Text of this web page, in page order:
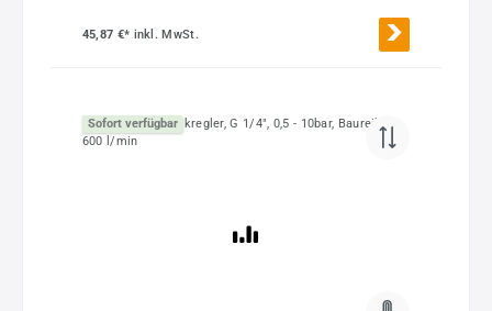
45,87 €* inkl. MwSt.
Sofort verfügbar